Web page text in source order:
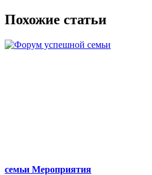
Похожие статьи
семьи Мероприятия